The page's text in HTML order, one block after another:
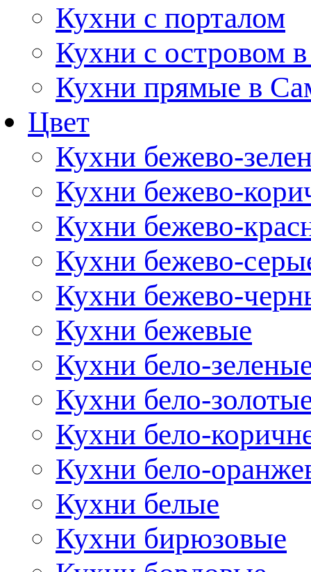
Кухни с порталом
Кухни с островом
Кухни прямые в
Цвет
Кухни бежево-
Кухни бежево-
Кухни бежево-
Кухни бежево-
Кухни бежево-
Кухни бежевые
Кухни бело-
Кухни бело-
Кухни бело-
Кухни бело-
Кухни белые
Кухни бирюзовые